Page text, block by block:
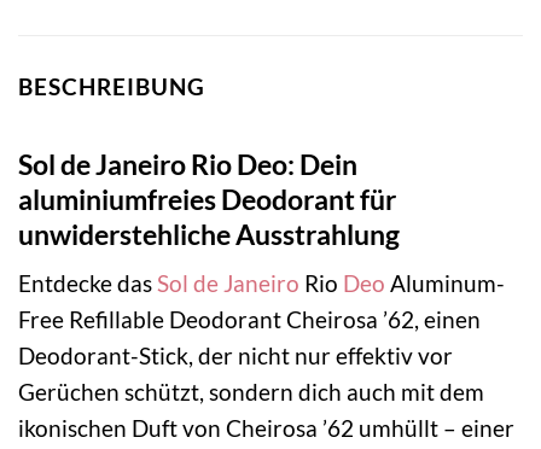
BESCHREIBUNG
Sol de Janeiro Rio Deo: Dein
aluminiumfreies Deodorant für
unwiderstehliche Ausstrahlung
Entdecke dasSol de Janeiro Rio Deo Aluminum-
Free Refillable Deodorant Cheirosa ’62, einen
Deodorant-Stick, der nicht nur effektiv vor
Gerüchen schützt, sondern dich auch mit dem
ikonischen Duft von Cheirosa ’62 umhüllt – einer